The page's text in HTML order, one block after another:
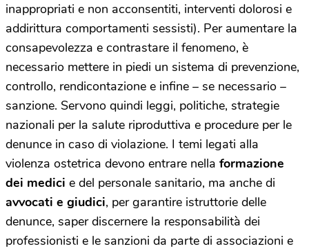
inappropriati e non acconsentiti, interventi dolorosi e
addirittura comportamenti sessisti). Per aumentare la
consapevolezza e contrastare il fenomeno, è
necessario mettere in piedi un sistema di prevenzione,
controllo, rendicontazione e infine – se necessario –
sanzione. Servono quindi leggi, politiche, strategie
nazionali per la salute riproduttiva e procedure per le
denunce in caso di violazione. I temi legati alla
violenza ostetrica devono entrare nella formazione
dei medici e del personale sanitario, ma anche di
avvocati e giudici, per garantire istruttorie delle
denunce, saper discernere la responsabilità dei
professionisti e le sanzioni da parte di associazioni e